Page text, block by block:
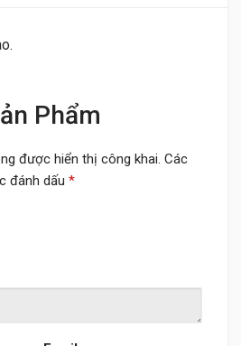
Phẩm
được hiển thị công khai. Các
đánh dấu *